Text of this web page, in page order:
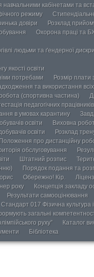
кабінетами та
режиму
довіри Розклад
Охорона праці та
людьми та ґендерної
якості освіти
потребами
Розмір плати
та використання
(спортивна частина)
педагогічних працівників
в умовах карантину
освіти Виховна
освіти
Розклад
Положення про дистанційну
обслуговування
Штатний розпис
Порядок подання та
Обережно! Кір.
року Концепція закладу
Результати самооцінювання
Стандарт 017 Фізична культура
загальні
руху” Каталог
Бібліотека